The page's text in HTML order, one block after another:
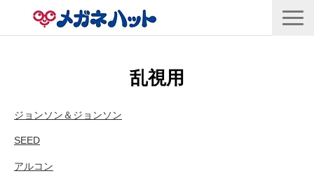
商品情報
乱視用
ジョンソン＆ジョンソン
SEED
アルコン